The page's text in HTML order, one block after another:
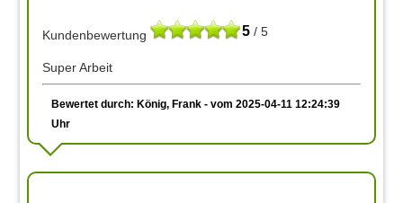
5 / 5
Kundenbewertung
Super Arbeit
Bewertet durch: König, Frank - vom 2025-04-11 12:24:39
Uhr